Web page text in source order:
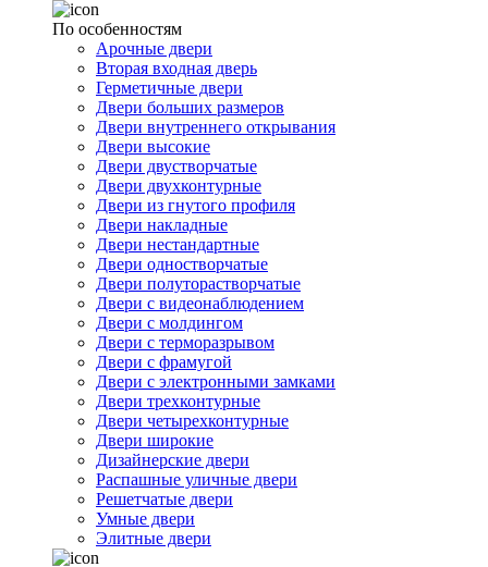
По особенностям
Арочные двери
Вторая входная дверь
Герметичные двери
Двери больших размеров
Двери внутреннего открывания
Двери высокие
Двери двустворчатые
Двери двухконтурные
Двери из гнутого профиля
Двери накладные
Двери нестандартные
Двери одностворчатые
Двери полуторастворчатые
Двери с видеонаблюдением
Двери с молдингом
Двери с терморазрывом
Двери с фрамугой
Двери с электронными замками
Двери трехконтурные
Двери четырехконтурные
Двери широкие
Дизайнерские двери
Распашные уличные двери
Решетчатые двери
Умные двери
Элитные двери